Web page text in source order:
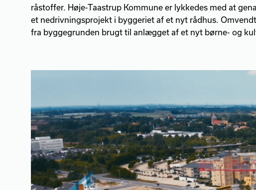
råstoffer. Høje-Taastrup Kommune er lykkedes med at
et nedrivningsprojekt i byggeriet af et nyt rådhus.
fra byggegrunden brugt til anlægget af et nyt børne- og